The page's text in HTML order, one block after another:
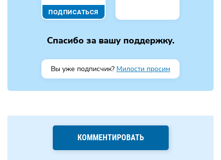
ПОДПИСАТЬСЯ
Спасибо за вашу поддержку.
Вы уже подписчик? Милости просим
КОММЕНТИРОВАТЬ